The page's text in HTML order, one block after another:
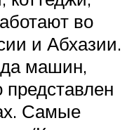
во
и Абхазии.
машин,
представлен
Самые